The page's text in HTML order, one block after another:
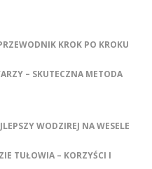
KROK PO KROKU
– SKUTECZNA METODA
WODZIREJ NA WESELE
TUŁOWIA – KORZYŚCI I